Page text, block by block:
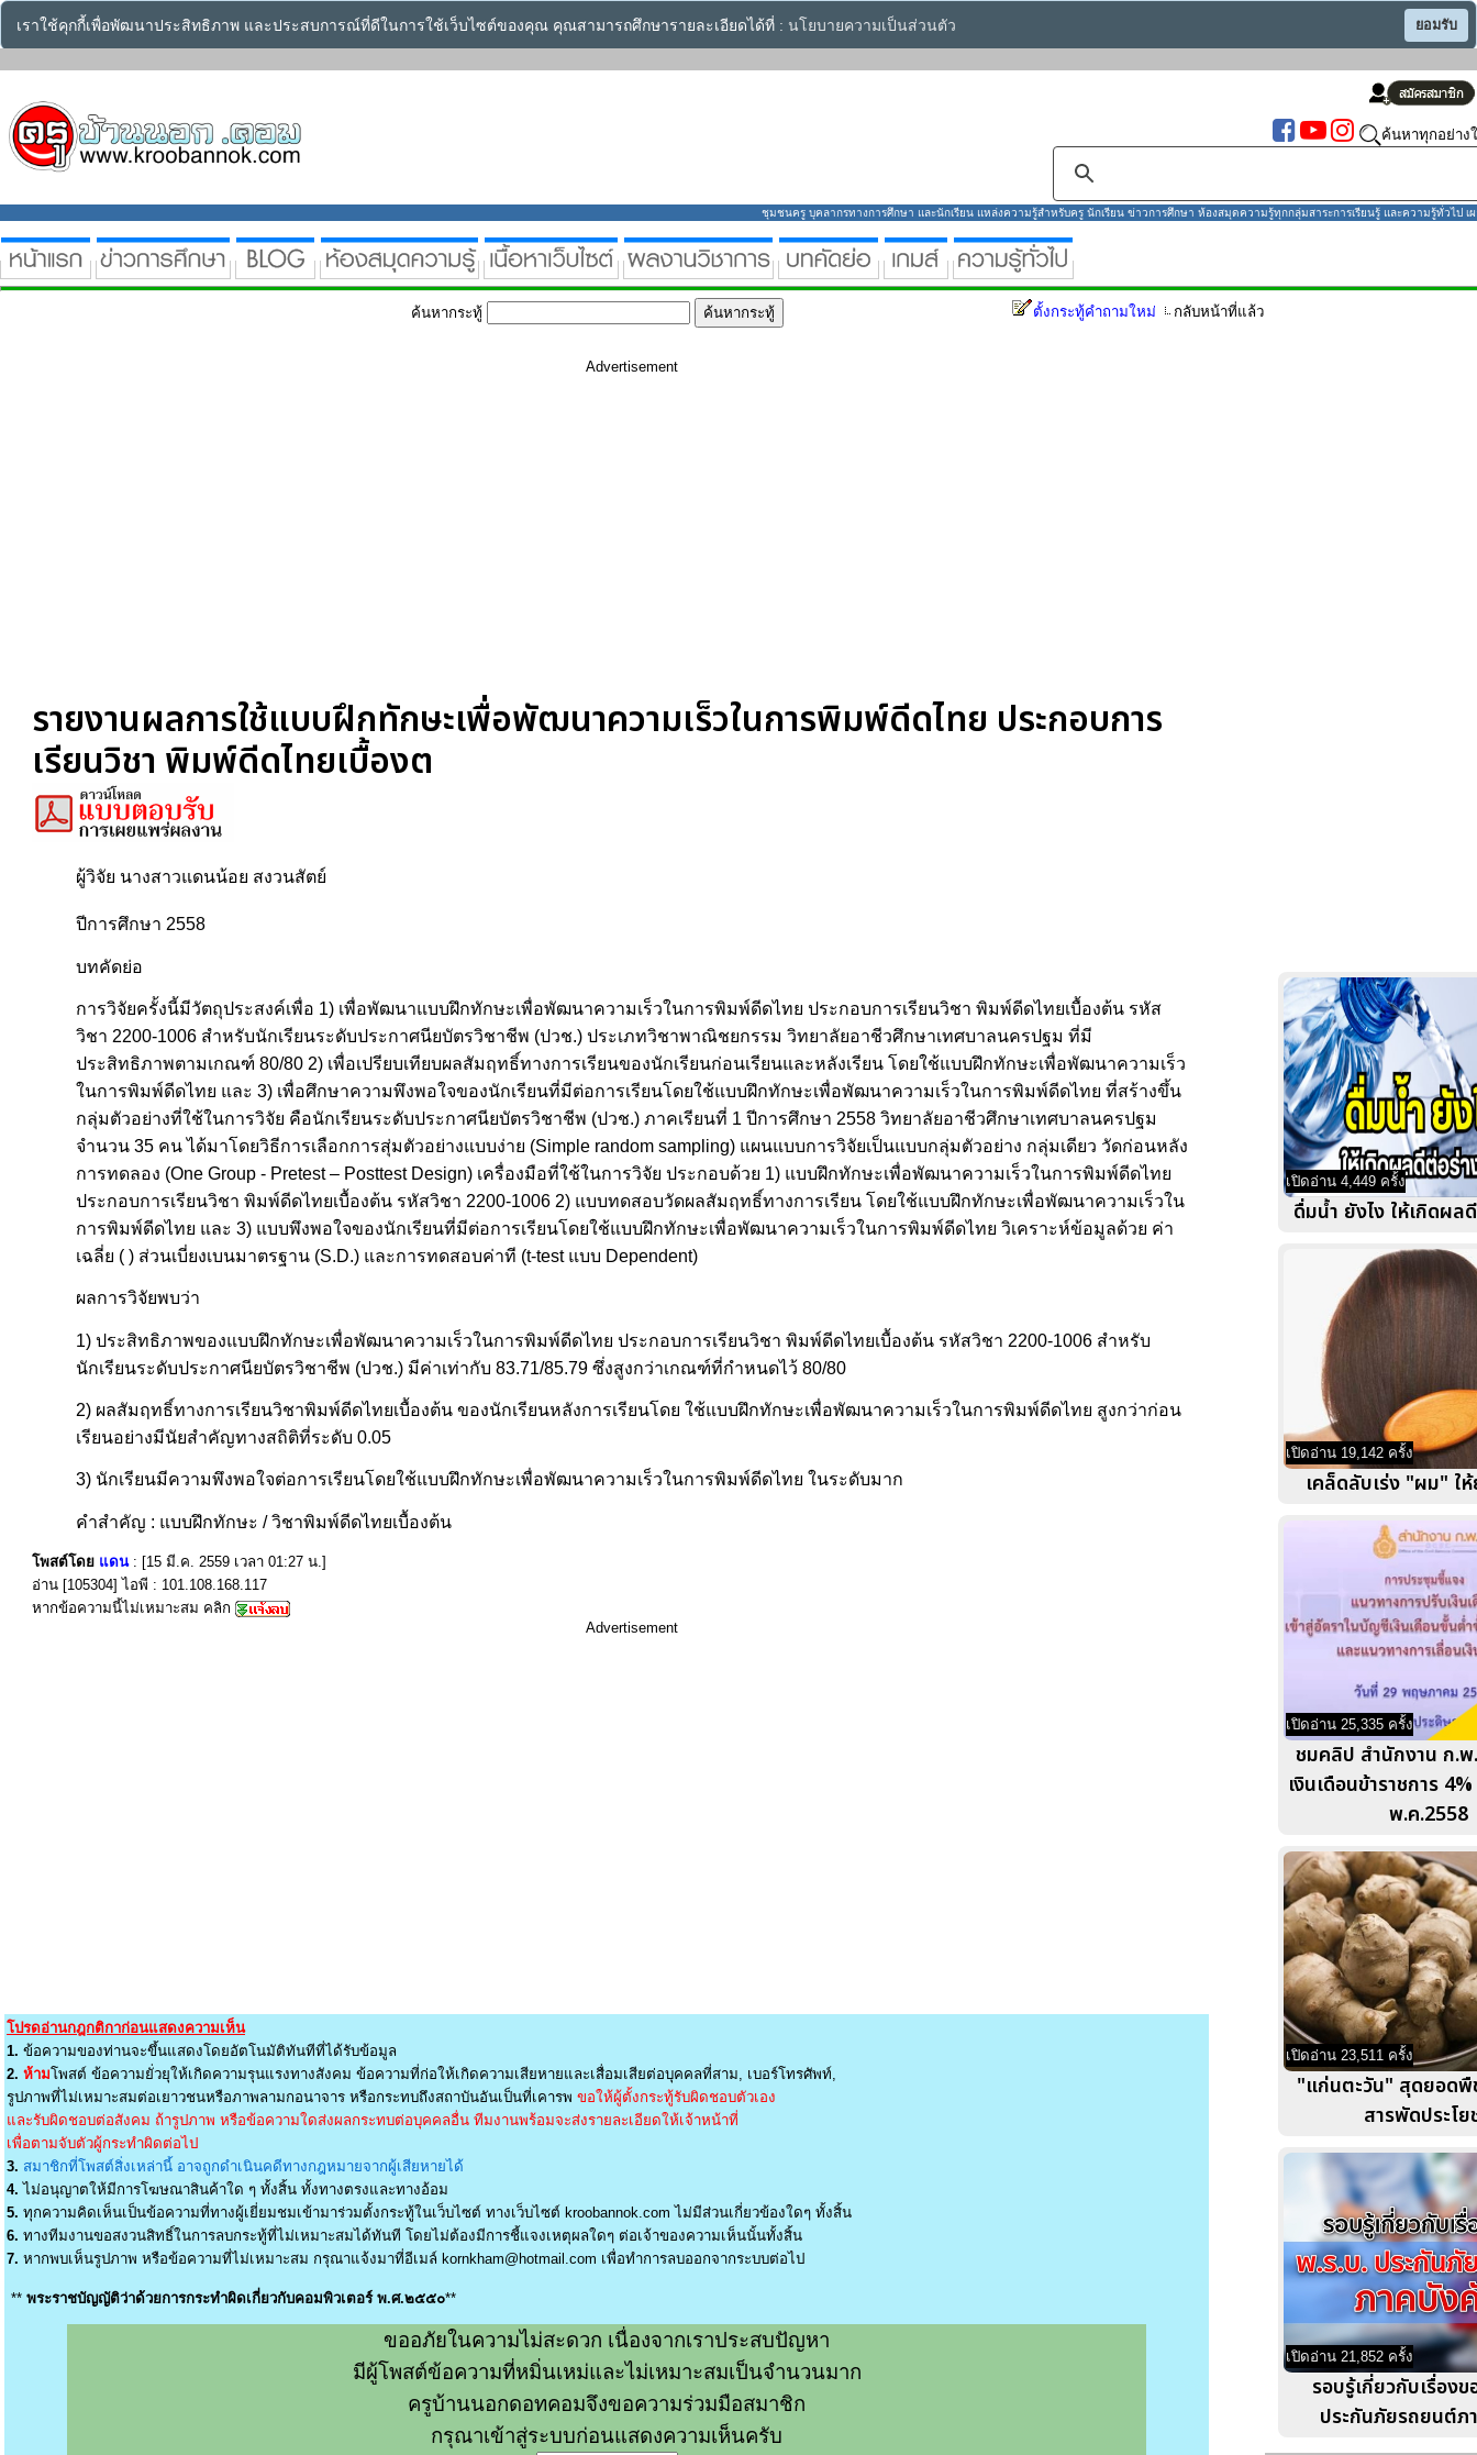
เราใช้คุกกี้เพื่อพัฒนาประสิทธิภาพ และประสบการณ์ที่ดีในการใช้เว็บไซต์ของคุณ คุณสามารถศึกษารายละเอียดได้ที่ : นโยบายความเป็นส่วนตัว ยอมรับ
ค้นหาทุกอย่าง
ชุมชนครู บุคลากรทางการศึกษา และนักเรียน แหล่งความรู้สำหรับครู นักเรียน ข่าวการศึกษา ห้องสมุดความรู้ทุกกลุ่มสาระการเรียนรู้ และความรู้ทั่วไป เ
ค้นหากระทู้ ตั้งกระทู้คำถามใหม่ กลับหน้าที่แล้ว
Advertisement
รายงานผลการใช้แบบฝึกทักษะเพื่อพัฒนาความเร็วในการพิมพ์ดีดไทย ประกอบการ
เรียนวิชา พิมพ์ดีดไทยเบื้องต
ผู้วิจัย นางสาวแดนน้อย สงวนสัตย์
ปีการศึกษา 2558
บทคัดย่อ
การวิจัยครั้งนี้มีวัตถุประสงค์เพื่อ 1) เพื่อพัฒนาแบบฝึกทักษะเพื่อพัฒนาความเร็วในการพิมพ์ดีดไทย ประกอบการเรียนวิชา พิมพ์ดีดไทยเบื้องต้น รหัส
วิชา 2200-1006 สำหรับนักเรียนระดับประกาศนียบัตรวิชาชีพ (ปวช.) ประเภทวิชาพาณิชยกรรม วิทยาลัยอาชีวศึกษาเทศบาลนครปฐม ที่มี
ประสิทธิภาพตามเกณฑ์ 80/80 2) เพื่อเปรียบเทียบผลสัมฤทธิ์ทางการเรียนของนักเรียนก่อนเรียนและหลังเรียน โดยใช้แบบฝึกทักษะเพื่อพัฒนาความเร็ว
ในการพิมพ์ดีดไทย และ 3) เพื่อศึกษาความพึงพอใจของนักเรียนที่มีต่อการเรียนโดยใช้แบบฝึกทักษะเพื่อพัฒนาความเร็วในการพิมพ์ดีดไทย ที่สร้างขึ้น
กลุ่มตัวอย่างที่ใช้ในการวิจัย คือนักเรียนระดับประกาศนียบัตรวิชาชีพ (ปวช.) ภาคเรียนที่ 1 ปีการศึกษา 2558 วิทยาลัยอาชีวศึกษาเทศบาลนครปฐม
จำนวน 35 คน ได้มาโดยวิธีการเลือกการสุ่มตัวอย่างแบบง่าย (Simple random sampling) แผนแบบการวิจัยเป็นแบบกลุ่มตัวอย่าง กลุ่มเดียว วัดก่อนหลัง
การทดลอง (One Group - Pretest – Posttest Design) เครื่องมือที่ใช้ในการวิจัย ประกอบด้วย 1) แบบฝึกทักษะเพื่อพัฒนาความเร็วในการพิมพ์ดีดไทย
ประกอบการเรียนวิชา พิมพ์ดีดไทยเบื้องต้น รหัสวิชา 2200-1006 2) แบบทดสอบวัดผลสัมฤทธิ์ทางการเรียน โดยใช้แบบฝึกทักษะเพื่อพัฒนาความเร็วใน
การพิมพ์ดีดไทย และ 3) แบบพึงพอใจของนักเรียนที่มีต่อการเรียนโดยใช้แบบฝึกทักษะเพื่อพัฒนาความเร็วในการพิมพ์ดีดไทย วิเคราะห์ข้อมูลด้วย ค่า
เฉลี่ย ( ) ส่วนเบี่ยงเบนมาตรฐาน (S.D.) และการทดสอบค่าที (t-test แบบ Dependent)
ผลการวิจัยพบว่า
1) ประสิทธิภาพของแบบฝึกทักษะเพื่อพัฒนาความเร็วในการพิมพ์ดีดไทย ประกอบการเรียนวิชา พิมพ์ดีดไทยเบื้องต้น รหัสวิชา 2200-1006 สำหรับ
นักเรียนระดับประกาศนียบัตรวิชาชีพ (ปวช.) มีค่าเท่ากับ 83.71/85.79 ซึ่งสูงกว่าเกณฑ์ที่กำหนดไว้ 80/80
2) ผลสัมฤทธิ์ทางการเรียนวิชาพิมพ์ดีดไทยเบื้องต้น ของนักเรียนหลังการเรียนโดย ใช้แบบฝึกทักษะเพื่อพัฒนาความเร็วในการพิมพ์ดีดไทย สูงกว่าก่อน
เรียนอย่างมีนัยสำคัญทางสถิติที่ระดับ 0.05
3) นักเรียนมีความพึงพอใจต่อการเรียนโดยใช้แบบฝึกทักษะเพื่อพัฒนาความเร็วในการพิมพ์ดีดไทย ในระดับมาก
คำสำคัญ : แบบฝึกทักษะ / วิชาพิมพ์ดีดไทยเบื้องต้น
โพสต์โดย แดน : [15 มี.ค. 2559 เวลา 01:27 น.]
อ่าน [105304] ไอพี : 101.108.168.117
หากข้อความนี้ไม่เหมาะสม คลิก
Advertisement
โปรดอ่านกฎกติกาก่อนแสดงความเห็น
1. ข้อความของท่านจะขึ้นแสดงโดยอัตโนมัติทันทีที่ได้รับข้อมูล
2. ห้ามโพสต์ ข้อความยั่วยุให้เกิดความรุนแรงทางสังคม ข้อความที่ก่อให้เกิดความเสียหายและเสื่อมเสียต่อบุคคลที่สาม, เบอร์โทรศัพท์,
รูปภาพที่ไม่เหมาะสมต่อเยาวชนหรือภาพลามกอนาจาร หรือกระทบถึงสถาบันอันเป็นที่เคารพ ขอให้ผู้ตั้งกระทู้รับผิดชอบตัวเอง
และรับผิดชอบต่อสังคม ถ้ารูปภาพ หรือข้อความใดส่งผลกระทบต่อบุคคลอื่น ทีมงานพร้อมจะส่งรายละเอียดให้เจ้าหน้าที่
เพื่อตามจับตัวผู้กระทำผิดต่อไป
3. สมาชิกที่โพสต์สิ่งเหล่านี้ อาจถูกดำเนินคดีทางกฎหมายจากผู้เสียหายได้
4. ไม่อนุญาตให้มีการโฆษณาสินค้าใด ๆ ทั้งสิ้น ทั้งทางตรงและทางอ้อม
5. ทุกความคิดเห็นเป็นข้อความที่ทางผู้เยี่ยมชมเข้ามาร่วมตั้งกระทู้ในเว็บไซต์ ทางเว็บไซต์ kroobannok.com ไม่มีส่วนเกี่ยวข้องใดๆ ทั้งสิ้น
6. ทางทีมงานขอสงวนสิทธิ์ในการลบกระทู้ที่ไม่เหมาะสมได้ทันที โดยไม่ต้องมีการชี้แจงเหตุผลใดๆ ต่อเจ้าของความเห็นนั้นทั้งสิ้น
7. หากพบเห็นรูปภาพ หรือข้อความที่ไม่เหมาะสม กรุณาแจ้งมาที่อีเมล์ kornkham@hotmail.com เพื่อทำการลบออกจากระบบต่อไป
** พระราชบัญญัติว่าด้วยการกระทำผิดเกี่ยวกับคอมพิวเตอร์ พ.ศ.๒๕๕๐**
ขออภัยในความไม่สะดวก เนื่องจากเราประสบปัญหา
มีผู้โพสต์ข้อความที่หมิ่นเหม่และไม่เหมาะสมเป็นจำนวนมาก
ครูบ้านนอกดอทคอมจึงขอความร่วมมือสมาชิก
กรุณาเข้าสู่ระบบก่อนแสดงความเห็นครับ
เปิดอ่าน 4,449 ครั้ง
ดื่มน้ำ ยังไง ให้เกิดผล
เปิดอ่าน 19,142 ครั้ง
เคล็ดลับเร่ง "ผม" ให้
เปิดอ่าน 25,335 ครั้ง
ชมคลิป สำนักงาน ก.
เงินเดือนข้าราชการ
พ.ค.2558
เปิดอ่าน 23,511 ครั้ง
"แก่นตะวัน" สุดยอดพื
สารพัดประโ
เปิดอ่าน 21,852 ครั้ง
รอบรู้เกี่ยวกับเรื่อง
ประกันภัยรถยนต์ภ